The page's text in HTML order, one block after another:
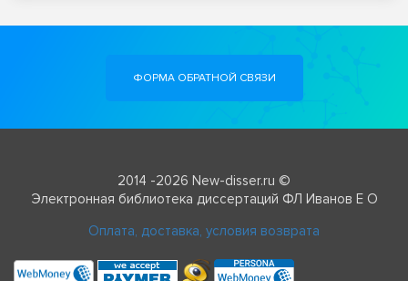
ФОРМА ОБРАТНОЙ СВЯЗИ
2014 -2026 New-disser.ru ©
Электронная библиотека диссертаций ФЛ Иванов Е О
Оплата, доставка, условия возврата